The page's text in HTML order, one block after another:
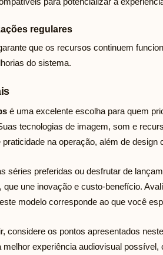
regulares
que os recursos continuem
do sistema.
é uma excelente escolha para quem
tecnologias de imagem, som e
praticidade na operação, além de
séries preferidas ou desfrutar de
que une inovação e custo-benefício.
modelo corresponde ao que você
considere os pontos apresentados
melhor experiência audiovisual